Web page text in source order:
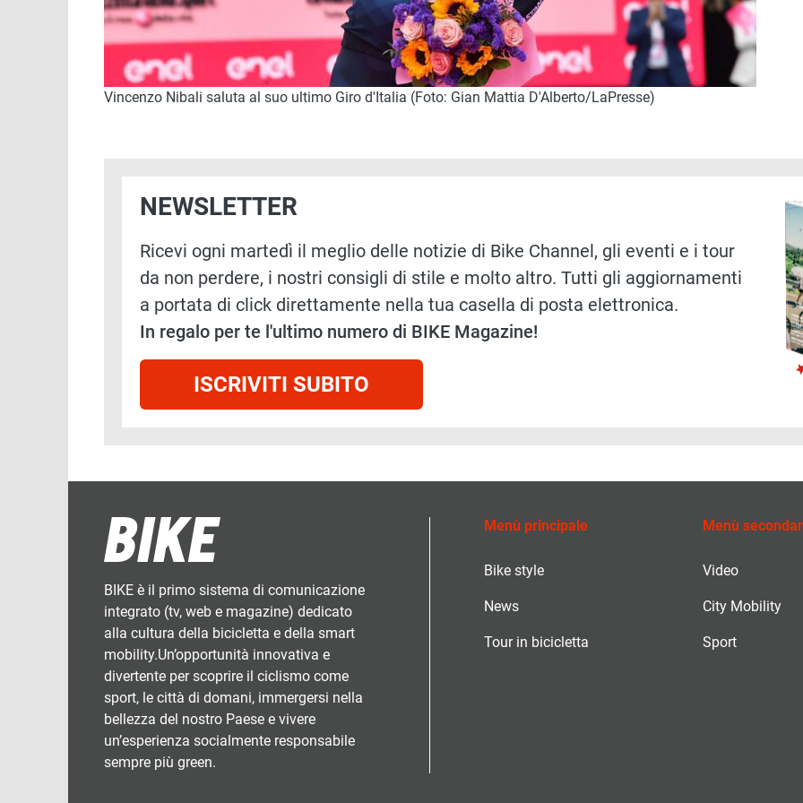
Vincenzo Nibali saluta al suo ultimo Giro d'Italia (Foto: Gian Mattia D'Alberto/LaPresse)
NEWSLETTER
Ricevi ogni martedì il meglio delle notizie di Bike Channel, gli eventi e i tour
da non perdere, i nostri consigli di stile e molto altro. Tutti gli aggiornamenti
a portata di click direttamente nella tua casella di posta elettronica.
In regalo per te l'ultimo numero di BIKE Magazine!
ISCRIVITI SUBITO
BIKE è il primo sistema di comunicazione
integrato (tv, web e magazine) dedicato
alla cultura della bicicletta e della smart
mobility.Un’opportunità innovativa e
divertente per scoprire il ciclismo come
sport, le città di domani, immergersi nella
bellezza del nostro Paese e vivere
un’esperienza socialmente responsabile
sempre più green.
Menù principale
Bike style
News
Tour in bicicletta
Menù
Video
City Mobility
Sport